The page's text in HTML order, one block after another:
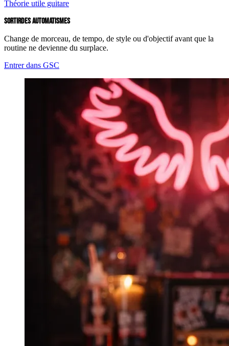
Théorie utile guitare
SORTIRDES AUTOMATISMES
Change de morceau, de tempo, de style ou d'objectif avant que la
routine ne devienne du surplace.
Entrer dans GSC